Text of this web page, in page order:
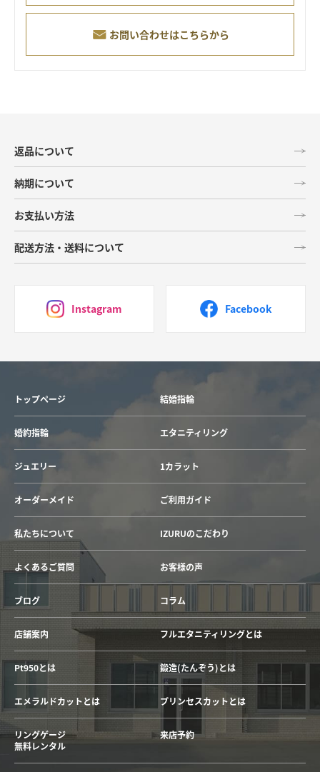
お問い合わせはこちらから
返品について
納期について
お支払い方法
配送方法・送料について
Instagram Facebook
トップページ 結婚指輪
婚約指輪 エタニティリング
ジュエリー 1カラット
オーダーメイド ご利用ガイド
私たちについて IZURUのこだわり
よくあるご質問 お客様の声
ブログ コラム
店舗案内 フルエタニティリングとは
Pt950とは 鍛造(たんぞう)とは
エメラルドカットとは プリンセスカットとは
リングゲージ
無料レンタル
来店予約